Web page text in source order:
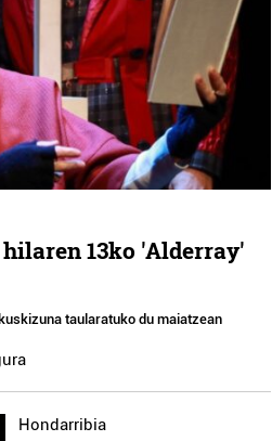
13ko 'Alderray'
taularatuko du maiatzean
Hondarribia